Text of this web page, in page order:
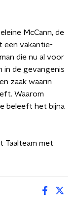
McCann, de
een vakantie-
die nu al voor
in de gevangenis
zaak waarin
Waarom
beleeft het bijna
Taalteam met